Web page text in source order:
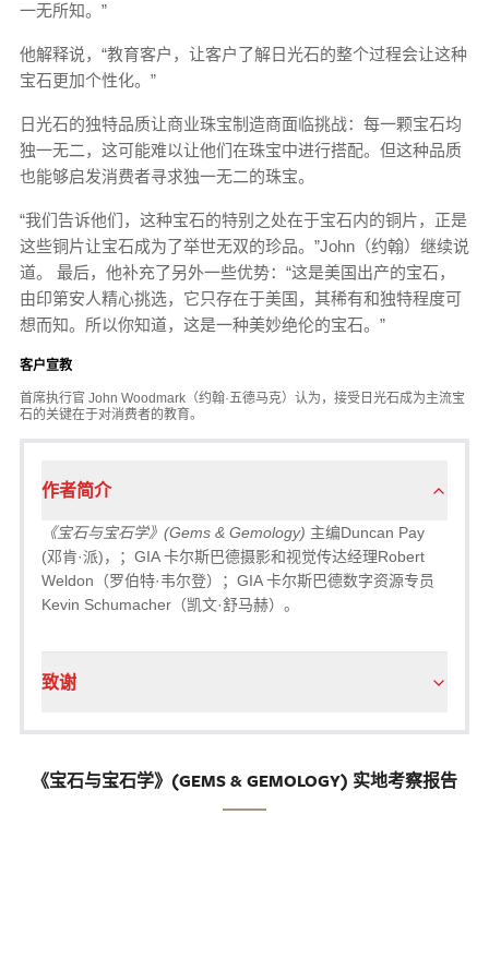
一无所知。”
他解释说，“教育客户，让客户了解日光石的整个过程会让这种
宝石更加个性化。”
日光石的独特品质让商业珠宝制造商面临挑战：每一颗宝石均
独一无二，这可能难以让他们在珠宝中进行搭配。但这种品质
也能够启发消费者寻求独一无二的珠宝。
“我们告诉他们，这种宝石的特别之处在于宝石内的铜片，正是
这些铜片让宝石成为了举世无双的珍品。”John（约翰）继续说
道。 最后，他补充了另外一些优势：“这是美国出产的宝石，
由印第安人精心挑选，它只存在于美国，其稀有和独特程度可
想而知。所以你知道，这是一种美妙绝伦的宝石。”
客户宣教
首席执行官 John Woodmark（约翰·五德马克）认为，接受日光石成为主流宝
石的关键在于对消费者的教育。
作者简介
《宝石与宝石学》(Gems & Gemology) 主编Duncan Pay
(邓肯·派)，；GIA 卡尔斯巴德摄影和视觉传达经理Robert
Weldon（罗伯特·韦尔登）；GIA 卡尔斯巴德数字资源专员
Kevin Schumacher（凯文·舒马赫）。
致谢
《宝石与宝石学》(GEMS & GEMOLOGY) 实地考察报告